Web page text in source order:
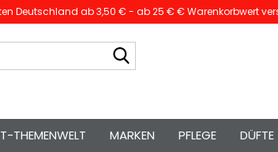
Deutschland ab 3,50 € - ab 25 € € Warenkorbwert
THEMENWELT MARKEN PFLEGE DÜFTE